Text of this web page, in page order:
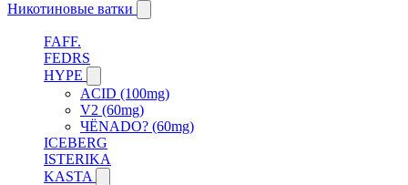
Никотиновые ватки
FAFF.
FEDRS
HYPE
ACID (100mg)
V2 (60mg)
ЧЁNADO? (60mg)
ICEBERG
ISTERIKA
KASTA